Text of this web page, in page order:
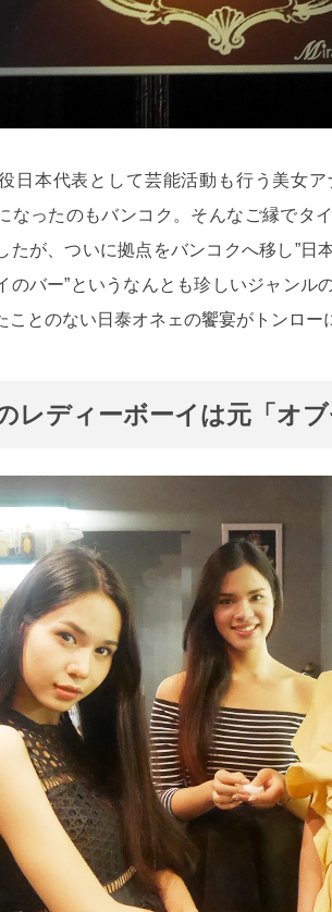
日本代表として芸能活動も行う美女
なったのもバンコク。そんなご縁でタ
たが、ついに拠点をバンコクへ移し”日
のバー”というなんとも珍しいジャンル
ことのない日泰オネェの饗宴がトンロー
レディーボーイは元「オブ